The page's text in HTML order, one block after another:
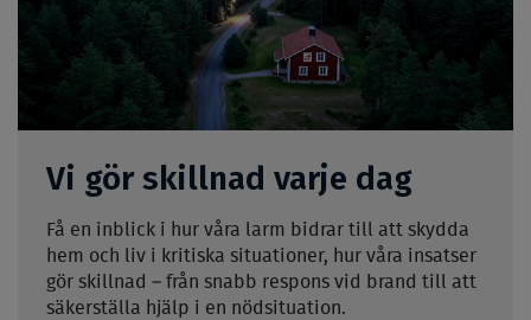
Vi gör skillnad varje dag
Få en inblick i hur våra larm bidrar till att skydda
hem och liv i kritiska situationer, hur våra insatser
gör skillnad – från snabb respons vid brand till att
säkerställa hjälp i en nödsituation.